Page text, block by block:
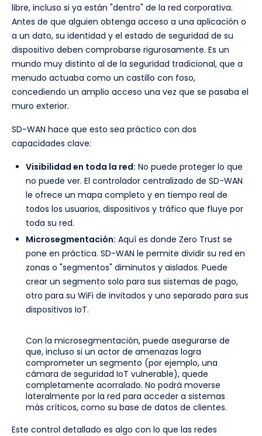
libre, incluso si ya están "dentro" de la red corporativa.
Antes de que alguien obtenga acceso a una aplicación o
a un dato, su identidad y el estado de seguridad de su
dispositivo deben comprobarse rigurosamente. Es un
mundo muy distinto al de la seguridad tradicional, que a
menudo actuaba como un castillo con foso,
concediendo un amplio acceso una vez que se pasaba el
muro exterior.
SD-WAN hace que esto sea práctico con dos
capacidades clave:
Visibilidad en toda la red: No puede proteger lo que
no puede ver. El controlador centralizado de SD-WAN
le ofrece un mapa completo y en tiempo real de
todos los usuarios, dispositivos y tráfico que fluye por
toda su red.
Microsegmentación: Aquí es donde Zero Trust se
pone en práctica. SD-WAN le permite dividir su red en
zonas o "segmentos" diminutos y aislados. Puede
crear un segmento solo para sus sistemas de pago,
otro para su WiFi de invitados y uno separado para sus
dispositivos IoT.
Con la microsegmentación, puede asegurarse de
que, incluso si un actor de amenazas logra
comprometer un segmento (por ejemplo, una
cámara de seguridad IoT vulnerable), quede
completamente acorralado. No podrá moverse
lateralmente por la red para acceder a sistemas
más críticos, como su base de datos de clientes.
Este control detallado es algo con lo que las redes